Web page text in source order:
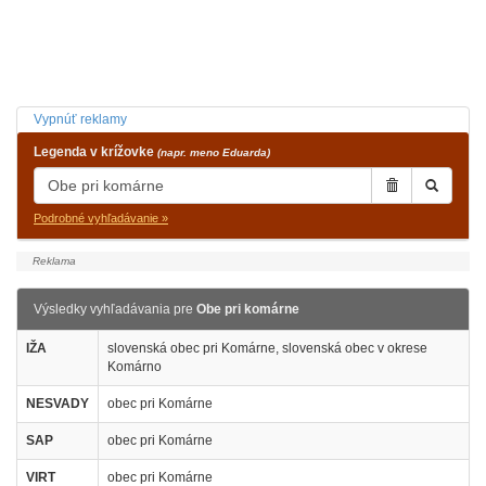
Vypnúť reklamy
Legenda v krížovke (napr. meno Eduarda)
Podrobné vyhľadávanie »
Výsledky vyhľadávania pre Obe pri komárne
IŽA
slovenská obec pri Komárne, slovenská obec v okrese
Komárno
NESVADY obec pri Komárne
SAP obec pri Komárne
VIRT obec pri Komárne